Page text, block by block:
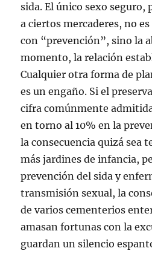
sida. El único sexo seguro,
a ciertos mercaderes, no
con “prevención”, sino la
momento, la relación
Cualquier otra forma de
es un engaño. Si el
cifra comúnmente
en torno al 10% en la
la consecuencia quizá sea
más jardines de infancia,
prevención del sida y
transmisión sexual, la
de varios cementerios
amasan fortunas con la
guardan un silencio